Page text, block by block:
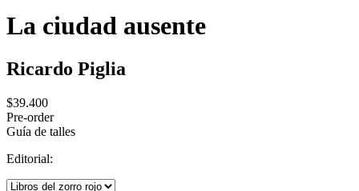
La ciudad ausente
Ricardo Piglia
$39.400
Pre-order
Guía de talles
Editorial: